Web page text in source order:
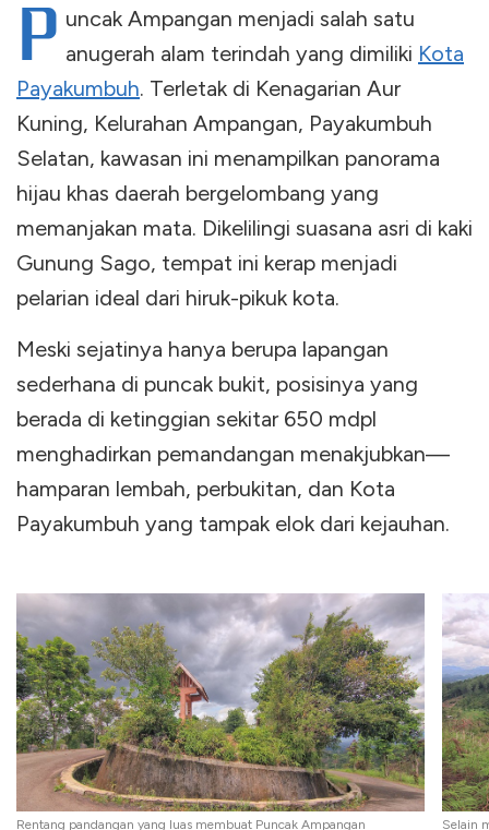
P uncak Ampangan menjadi salah satu
anugerah alam terindah yang dimiliki Kota
Payakumbuh. Terletak di Kenagarian Aur
Kuning, Kelurahan Ampangan, Payakumbuh
Selatan, kawasan ini menampilkan panorama
hijau khas daerah bergelombang yang
memanjakan mata. Dikelilingi suasana asri di kaki
Gunung Sago, tempat ini kerap menjadi
pelarian ideal dari hiruk-pikuk kota.
Meski sejatinya hanya berupa lapangan
sederhana di puncak bukit, posisinya yang
berada di ketinggian sekitar 650 mdpl
menghadirkan pemandangan menakjubkan—
hamparan lembah, perbukitan, dan Kota
Payakumbuh yang tampak elok dari kejauhan.
Rentang pandangan yang luas membuat Puncak Ampangan Selain